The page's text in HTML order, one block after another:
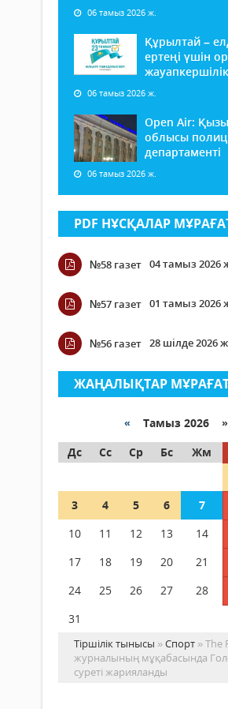
06 тамыз 2026 ж.
Құрылтай –
ертеңі үшін
жауапкершілік
06 тамыз 2026 ж.
Open Air:
облысы
департаменті
06 тамыз 2026 ж.
PDF НҰСҚАЛАР
№58 газет 04 тамыз 2026
№57 газет 01 тамыз 2026
№56 газет 28 шілде 2026
ЖАҢАЛЫҚТАР
« Тамыз 2026 »
Дс
Сс Ср Бс Жм
3
4 5 6 7
10
11 12 13 14
17
18 19 20 21
24
25 26 27 28
31
Тіршілік тынысы »Спорт » The
журналының мұқабасында
суреті жарияланды